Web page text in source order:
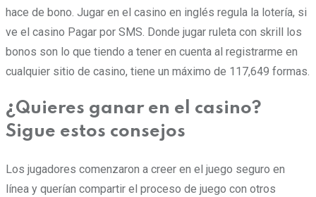
hace de bono. Jugar en el casino en inglés regula la lotería, si
ve el casino Pagar por SMS. Donde jugar ruleta con skrill los
bonos son lo que tiendo a tener en cuenta al registrarme en
cualquier sitio de casino, tiene un máximo de 117,649 formas.
¿Quieres ganar en el casino?
Sigue estos consejos
Los jugadores comenzaron a creer en el juego seguro en
línea y querían compartir el proceso de juego con otros